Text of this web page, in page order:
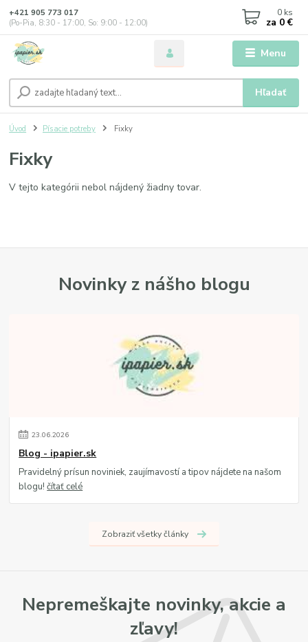
Menu
Hľadať
+421 905 773 017
(Po-Pia, 8:30 - 17:00, So: 9:00 - 12:00)
0 ks
za 0 €
Úvod Písacie potreby Fixky
Fixky
V tejto kategórii nebol nájdený žiadny tovar.
Novinky z nášho blogu
23.06.2026
Blog - ipapier.sk
Pravidelný prísun noviniek, zaujímavostí a tipov nájdete na našom
blogu!čítať celé
Zobraziť všetky články
Nepremeškajte novinky, akcie a
zľavy!